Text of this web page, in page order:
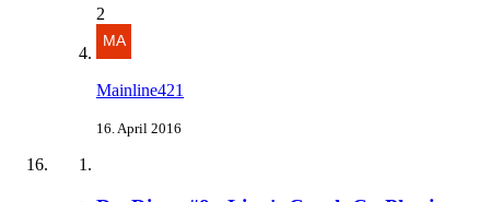
2
Mainline421
16. April 2016